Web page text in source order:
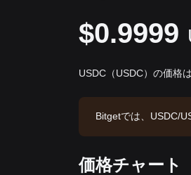
$0.9999
USDC（USDC）の価格
Bitgetでは、USDC/
価格チャート